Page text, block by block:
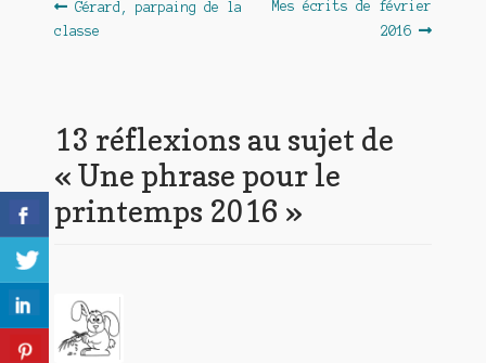
Navigation
de
Article
précédent :
Gérard, parpaing de la
classe
Article
Mes écrits de février
2016
13 réflexions au sujet de
« Une phrase pour le
printemps 2016 »